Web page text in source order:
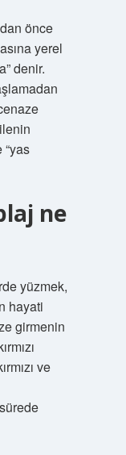
önce
yerel
denir.
ne
yüzmek,
hayati
girmenin
ve